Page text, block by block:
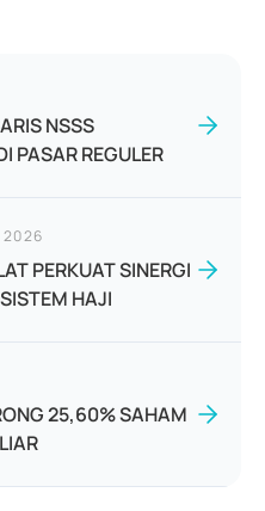
NSSS
PASAR REGULER
2026
PERKUAT SINERGI
HAJI
25,60% SAHAM